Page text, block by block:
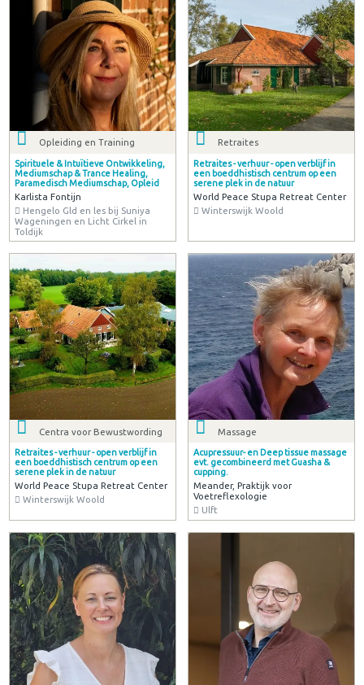
Opleiding en Training
Spirituele & Intuïtieve Ontwikkeling,
Mediumschap & Trance Healing,
Paramedisch Mediumschap, Opleid
Karlista Fontijn
Hengelo Gld en les bij Suniya
Wageningen en Licht Cirkel in
Toldijk
Retraites
Retraites - verhuur - open verblijf in
een boeddhistisch centrum op een
serene plek in de natuur
World Peace Stupa Retreat Center
Winterswijk Woold
Centra voor Bewustwording
Retraites - verhuur - open verblijf in
een boeddhistisch centrum op een
serene plek in de natuur
World Peace Stupa Retreat Center
Winterswijk Woold
Massage
Acupressuur- en Deep tissue massage
evt. gecombineerd met Guasha &
cupping.
Meander, Praktijk voor
Voetreflexologie
Ulft